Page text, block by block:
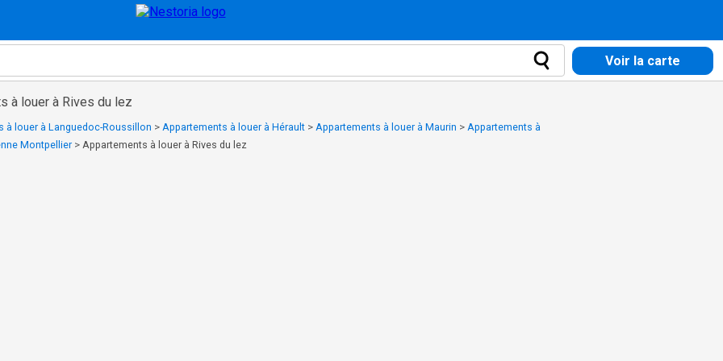
Voir la carte
à louer à Rives du lez
à louer à Languedoc-Roussillon > Appartements à louer à Hérault > Appartements à louer à Maurin > Appartements à
Montpellier > Appartements à louer à Rives du lez